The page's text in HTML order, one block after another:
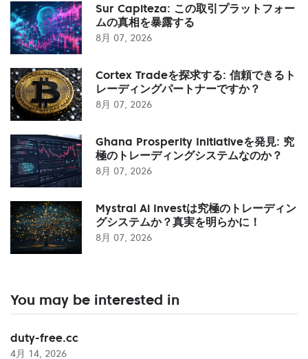
Sur Capiteza: この取引プラットフォー
ムの真相を暴露する
8月 07, 2026
Cortex Tradeを探求する: 信頼できるト
レーディングパートナーですか？
8月 07, 2026
Ghana Prosperity Initiativeを発見: 究
極のトレーディングシステムなのか？
8月 07, 2026
Mystral Ai Investは究極のトレーディン
グシステムか？真実を明らかに！
8月 07, 2026
You may be interested in
duty-free.cc
4月 14, 2026